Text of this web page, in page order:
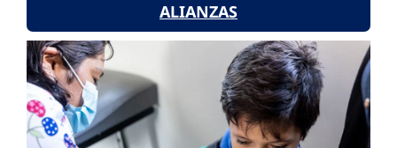
ALIANZAS